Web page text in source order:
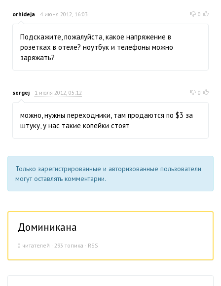
orhideja 4 июня 2012, 16:03 0
Подскажите, пожалуйста, какое напряжение в
розетках в отеле? ноутбук и телефоны можно
заряжать?
sergej 1 июля 2012, 05:12 0
можно, нужны переходники, там продаются по $3 за
штуку, у нас такие копейки стоят
Только зарегистрированные и авторизованные пользователи
могут оставлять комментарии.
Доминикана
0 читателей · 293 топика · RSS